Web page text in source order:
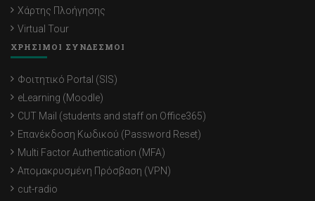
Χάρτης Πλοήγησης
Virtual Tour
ΧΡΗΣΙΜΟΙ ΣΥΝΔΕΣΜΟΙ
Φοιτητικό Portal (SIS)
eLearning (Moodle)
CUT Mail (students and staff on Office365)
Επανέκδοση Κωδικού (Password Reset)
Multi Factor Authentication (MFA)
Απομακρυσμένη Πρόσβαση (VPN)
cut-radio